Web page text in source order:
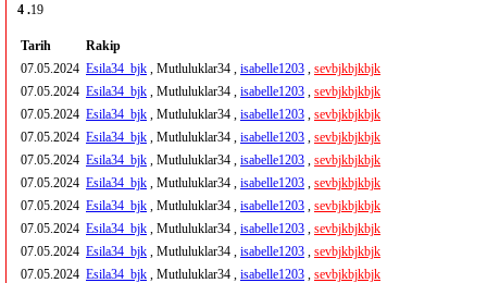
4 .19
Tarih
Rakip
07.05.2024 Esila34_bjk , Mutluluklar34 , isabelle1203 , sevbjkbjkbjk
07.05.2024 Esila34_bjk , Mutluluklar34 , isabelle1203 , sevbjkbjkbjk
07.05.2024 Esila34_bjk , Mutluluklar34 , isabelle1203 , sevbjkbjkbjk
07.05.2024 Esila34_bjk , Mutluluklar34 , isabelle1203 , sevbjkbjkbjk
07.05.2024 Esila34_bjk , Mutluluklar34 , isabelle1203 , sevbjkbjkbjk
07.05.2024 Esila34_bjk , Mutluluklar34 , isabelle1203 , sevbjkbjkbjk
07.05.2024 Esila34_bjk , Mutluluklar34 , isabelle1203 , sevbjkbjkbjk
07.05.2024 Esila34_bjk , Mutluluklar34 , isabelle1203 , sevbjkbjkbjk
07.05.2024 Esila34_bjk , Mutluluklar34 , isabelle1203 , sevbjkbjkbjk
07.05.2024 Esila34_bjk , Mutluluklar34 , isabelle1203 , sevbjkbjkbjk